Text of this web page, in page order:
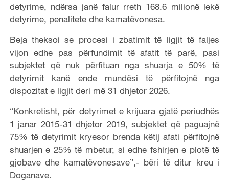
detyrime, ndërsa janë falur rreth 168.6 milionë lekë
detyrime, penalitete dhe kamatëvonesa.
Beja theksoi se procesi i zbatimit të ligjit të faljes
vijon edhe pas përfundimit të afatit të parë, pasi
subjektet që nuk përfituan nga shuarja e 50% të
detyrimit kanë ende mundësi të përfitojnë nga
dispozitat e ligjit deri më 31 dhjetor 2026.
“Konkretisht, për detyrimet e krijuara gjatë periudhës
1 janar 2015-31 dhjetor 2019, subjektet që paguajnë
75% të detyrimit kryesor brenda këtij afati përfitojnë
shuarjen e 25% të mbetur, si edhe fshirjen e plotë të
gjobave dhe kamatëvonesave”,- bëri të ditur kreu i
Doganave.